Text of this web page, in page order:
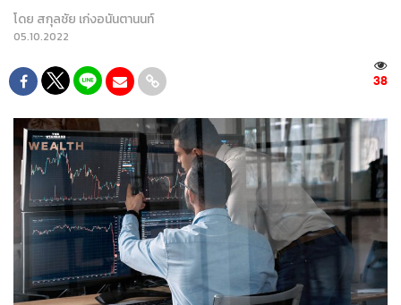
โดย สกุลชัย เก่งอนันตานนท์
05.10.2022
38